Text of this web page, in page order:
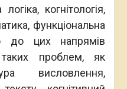
когнітологія,
функціональна
до цих напрямів
проблем, як
висловлення,